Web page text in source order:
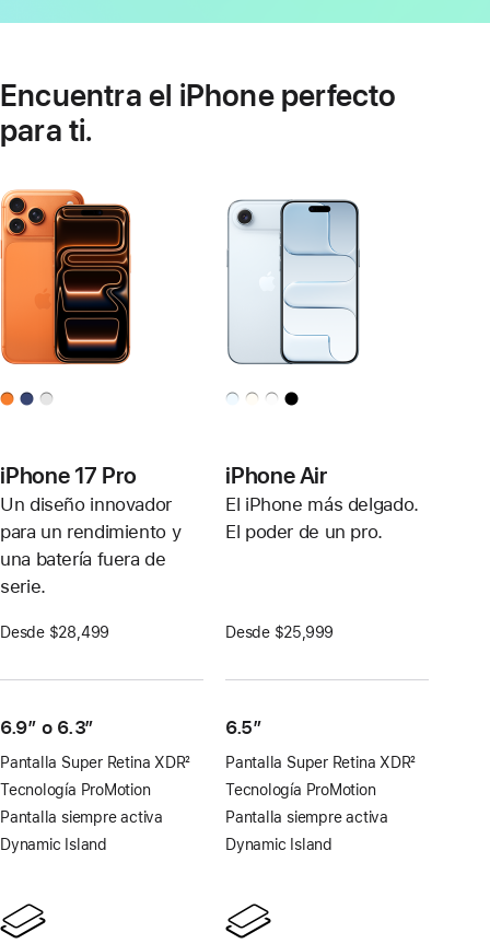
Encuentra el iPhone perfecto
para ti.
iPhone 17 Pro
Un diseño innovador
para un rendimiento y
una batería fuera de
serie.
Desde $28,499
6.9″ o 6.3″
Pantalla Super Retina XDR
Nota
al
pie
2
Tecnología ProMotion
Pantalla siempre activa
Dynamic Island
iPhone Air
El iPhone más delgado.
El poder de un pro.
Desde $25,999
6.5”
Pantalla Super Retina XDR
Nota
al
pie
2
Tecnología ProMotion
Pantalla siempre activa
Dynamic Island